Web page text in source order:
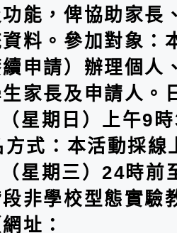
能，俾協助家長
料。參加對象：
續申請）辦理個人
家長及申請人。
星期日）上午9
方式：本活動採線
星期三）24時前
非學校型態實驗
址：